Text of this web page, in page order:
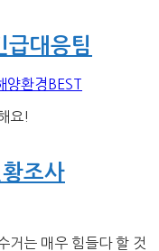
급대응팀
양환경BEST
요!
조사
거는 매우 힘들다 할 것